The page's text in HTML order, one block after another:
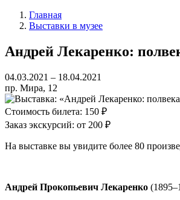
Главная
Выставки в музее
Андрей Лекаренко:
04.03.2021 – 18.04.2021
пр. Мира, 12
Стоимость билета: 150 ₽
Заказ экскурсий: от 200 ₽
На выставке вы увидите более 80
Андрей Прокопьевич Лекаренко